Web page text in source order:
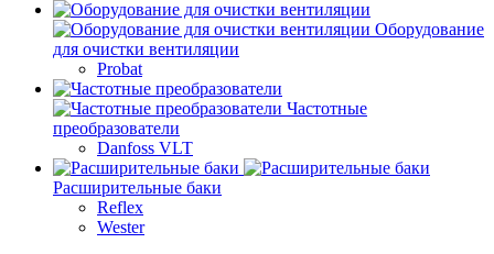
Оборудование
для очистки вентиляции
Probat
Частотные
преобразователи
Danfoss VLT
Расширительные баки
Reflex
Wester